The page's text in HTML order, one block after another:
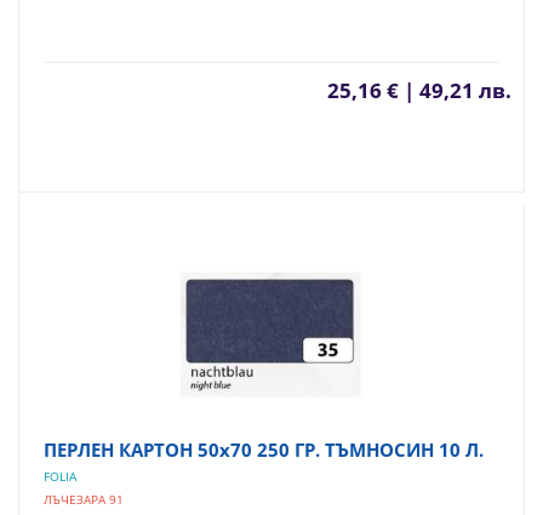
25,16 € | 49,21 лв.
ПЕРЛЕН КАРТОН 50х70 250 ГР. ТЪМНОСИН 10 Л.
FOLIA
ЛЪЧЕЗАРА 91